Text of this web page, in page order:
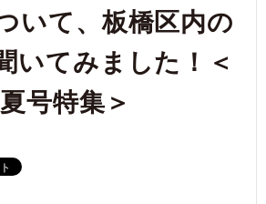
いて、板橋区内の
いてみました！＜
号特集＞